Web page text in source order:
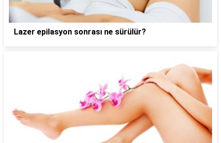
Lazer epilasyon sonrası ne sürülür?